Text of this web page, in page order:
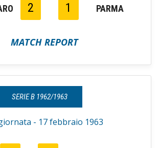
2 1 PARMA
MATCH REPORT
SERIE B 1962/1963
- 17 febbraio 1963